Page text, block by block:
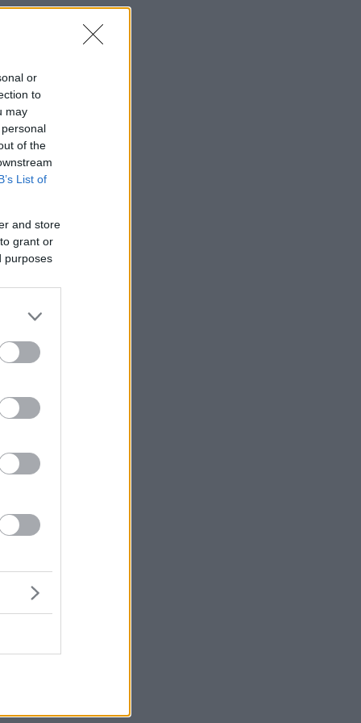
or
to
may
of the
List of
and store
grant or
purposes